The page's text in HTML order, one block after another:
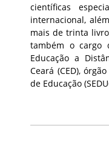
científicas
internacional,
mais de trinta
também o cargo
Educação a
Ceará (CED),
de Educação